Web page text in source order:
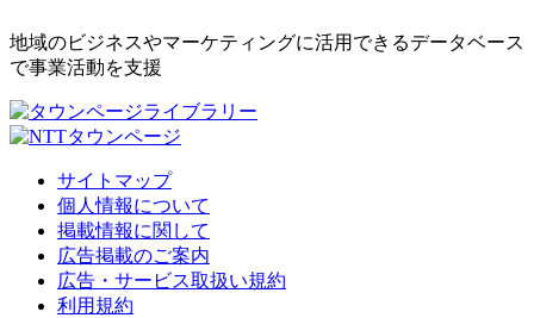
地域のビジネスやマーケティングに活用できるデータベース
で事業活動を支援
サイトマップ
個人情報について
掲載情報に関して
広告掲載のご案内
広告・サービス取扱い規約
利用規約